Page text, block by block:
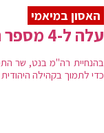
האסון במיאמי
עלה ל-4 מספר ההרוגים ו-159 נעדרים
בהנחיית רה"מ בנט, שר
כדי לתמוך בקהילה היהודית